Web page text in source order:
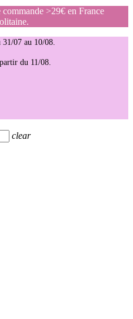
>29€ en France
07 au 10/08.
du 11/08.
clear